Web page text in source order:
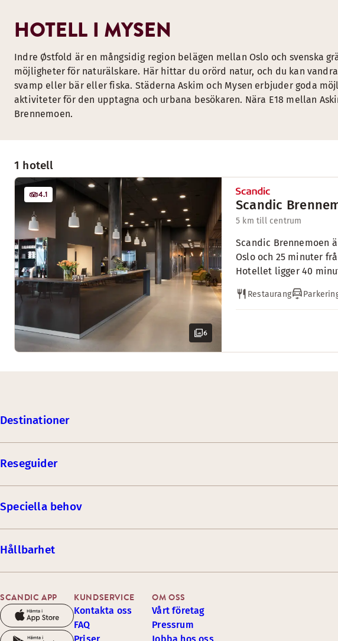
1 hotell
6
4.1
Scandic
5 km till centrum
Scandic Brennemoen
Oslo och 25 minuter
Hotellet ligger 40
Restaurang
HOTELL I MYSEN
Indre Østfold är en mångsidig region belägen mellan Oslo och svenska
möjligheter för naturälskare. Här hittar du orörd natur, och du kan
svamp eller bär eller fiska. Städerna Askim och Mysen erbjuder goda
aktiviteter för den upptagna och urbana besökaren. Nära E18 mellan
Brennemoen.
Destinationer
Reseguider
Speciella behov
Hållbarhet
SCANDIC APP KUNDSERVICE
Kontakta oss
FAQ
OM OSS
Vårt företag
Pressrum